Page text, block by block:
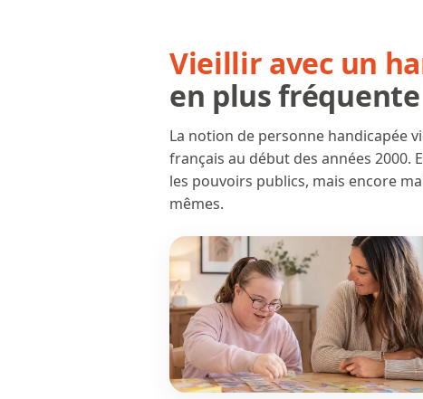
Vieillir avec un
en plus fréquente
La notion de personne handicapée
français au début des années 2000.
les pouvoirs publics, mais encore
mêmes.